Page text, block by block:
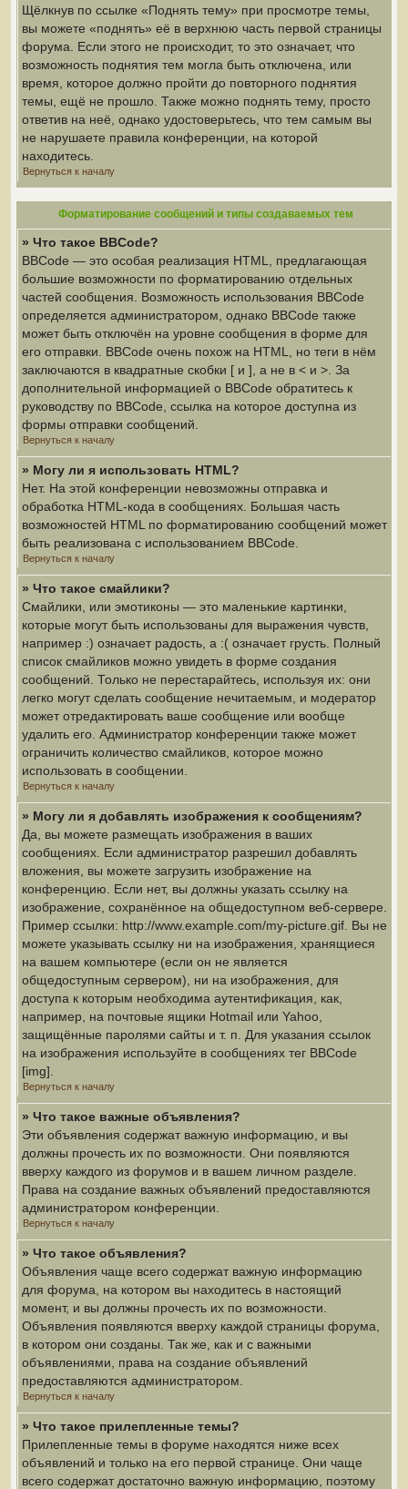
Щёлкнув по ссылке «Поднять тему» при просмотре темы,
вы можете «поднять» её в верхнюю часть первой страницы
форума. Если этого не происходит, то это означает, что
возможность поднятия тем могла быть отключена, или
время, которое должно пройти до повторного поднятия
темы, ещё не прошло. Также можно поднять тему, просто
ответив на неё, однако удостоверьтесь, что тем самым вы
не нарушаете правила конференции, на которой
находитесь.
Вернуться к началу
Форматирование сообщений и типы создаваемых тем
» Что такое BBCode?
BBCode — это особая реализация HTML, предлагающая
большие возможности по форматированию отдельных
частей сообщения. Возможность использования BBCode
определяется администратором, однако BBCode также
может быть отключён на уровне сообщения в форме для
его отправки. BBCode очень похож на HTML, но теги в нём
заключаются в квадратные скобки [ и ], а не в < и >. За
дополнительной информацией о BBCode обратитесь к
руководству по BBCode, ссылка на которое доступна из
формы отправки сообщений.
Вернуться к началу
» Могу ли я использовать HTML?
Нет. На этой конференции невозможны отправка и
обработка HTML-кода в сообщениях. Большая часть
возможностей HTML по форматированию сообщений может
быть реализована с использованием BBCode.
Вернуться к началу
» Что такое смайлики?
Смайлики, или эмотиконы — это маленькие картинки,
которые могут быть использованы для выражения чувств,
например :) означает радость, а :( означает грусть. Полный
список смайликов можно увидеть в форме создания
сообщений. Только не перестарайтесь, используя их: они
легко могут сделать сообщение нечитаемым, и модератор
может отредактировать ваше сообщение или вообще
удалить его. Администратор конференции также может
ограничить количество смайликов, которое можно
использовать в сообщении.
Вернуться к началу
» Могу ли я добавлять изображения к сообщениям?
Да, вы можете размещать изображения в ваших
сообщениях. Если администратор разрешил добавлять
вложения, вы можете загрузить изображение на
конференцию. Если нет, вы должны указать ссылку на
изображение, сохранённое на общедоступном веб-сервере.
Пример ссылки: http://www.example.com/my-picture.gif. Вы не
можете указывать ссылку ни на изображения, хранящиеся
на вашем компьютере (если он не является
общедоступным сервером), ни на изображения, для
доступа к которым необходима аутентификация, как,
например, на почтовые ящики Hotmail или Yahoo,
защищённые паролями сайты и т. п. Для указания ссылок
на изображения используйте в сообщениях тег BBCode
[img].
Вернуться к началу
» Что такое важные объявления?
Эти объявления содержат важную информацию, и вы
должны прочесть их по возможности. Они появляются
вверху каждого из форумов и в вашем личном разделе.
Права на создание важных объявлений предоставляются
администратором конференции.
Вернуться к началу
» Что такое объявления?
Объявления чаще всего содержат важную информацию
для форума, на котором вы находитесь в настоящий
момент, и вы должны прочесть их по возможности.
Объявления появляются вверху каждой страницы форума,
в котором они созданы. Так же, как и с важными
объявлениями, права на создание объявлений
предоставляются администратором.
Вернуться к началу
» Что такое прилепленные темы?
Прилепленные темы в форуме находятся ниже всех
объявлений и только на его первой странице. Они чаще
всего содержат достаточно важную информацию, поэтому